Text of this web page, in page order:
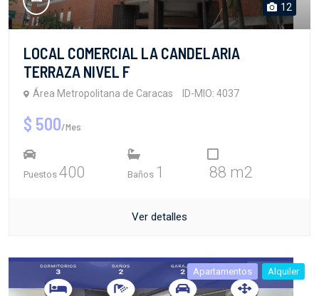
12
LOCAL COMERCIAL LA CANDELARIA
TERRAZA NIVEL F
Área Metropolitana de Caracas ID-MIO: 4037
$ 500/Mes
Puestos 400 Baños 1 88 m2
Ver detalles
Apartamentos Alquiler